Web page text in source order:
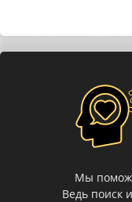
Мы
Ведь поиск